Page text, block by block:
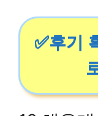
✅후기